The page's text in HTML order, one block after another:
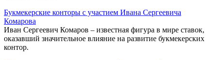
Букмекерские конторы с участием Ивана Сергеевича
Комарова
Иван Сергеевич Комаров – известная фигура в мире ставок,
оказавший значительное влияние на развитие букмекерских
контор.